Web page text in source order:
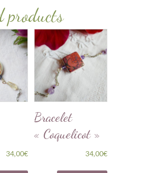
products
34,00€
Bracelet
« Coquelicot »
34,00€